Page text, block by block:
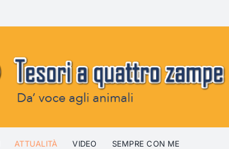
ATTUALITÀ VIDEO SEMPRE CON ME